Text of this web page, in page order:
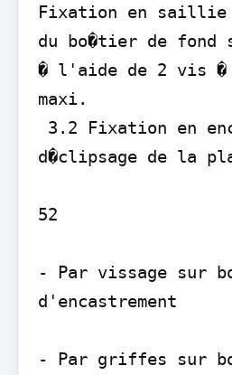
Fixation en saillie
du bo�tier de fond
� l'aide de 2 vis � 3
maxi.
d�clipsage de la
52
- Par vissage sur
d'encastrement
- Par griffes sur